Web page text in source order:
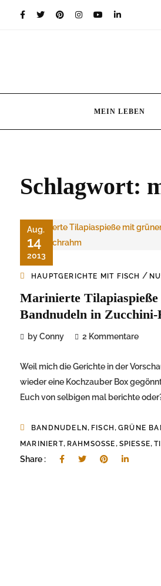
MEIN LEBEN
Schlagwort:
Aug.
14
2013
HAUPTGERICHTE MIT FISCH /
Marinierte
Bandnudeln in
by Conny 2 Kommentare
Weil mich die Gerichte in der
wieder eine Kochzauber Box
Euch von selbigen mal berichte
BANDNUDELN , FISCH , GRÜNE
MARINIERT, RAHMSOSSE , SPIESSE ,
Share :